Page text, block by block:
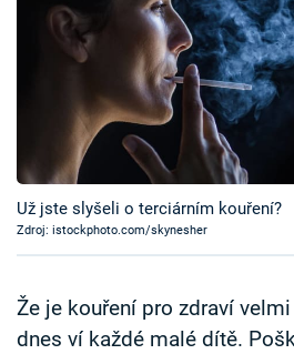
Pořady
TV Program
Časopis
Sledujte prima+
Sledujte nás
Už jste slyšeli o terciárním kouření?
Zdroj: istockphoto.com/skynesher
Že je kouření pro zdraví
dnes ví každé malé dítě.